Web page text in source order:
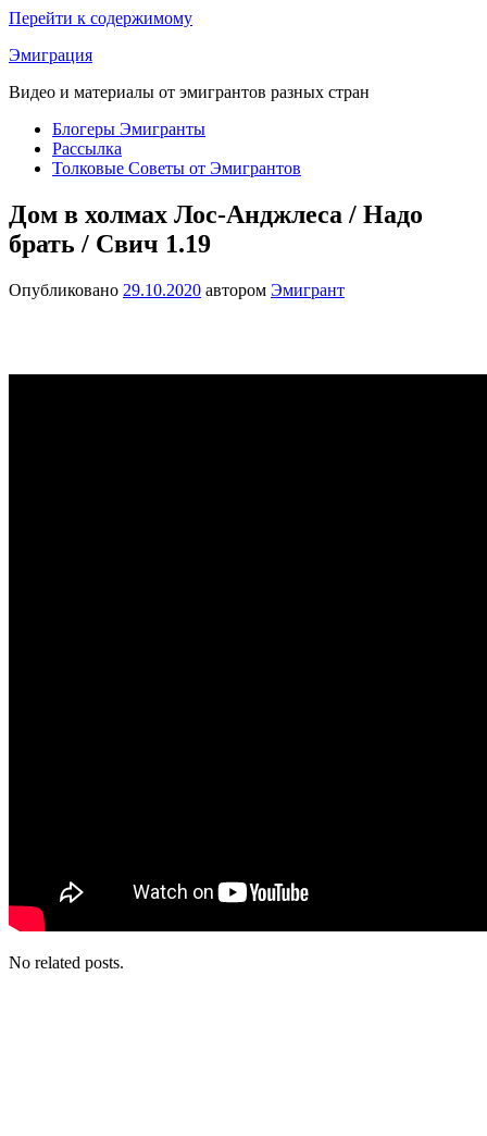
Перейти к содержимому
Эмиграция
Видео и материалы от эмигрантов разных стран
Блогеры Эмигранты
Рассылка
Толковые Советы от Эмигрантов
Дом в холмах Лос-Анджлеса / Надо
брать / Свич 1.19
Опубликовано 29.10.2020 автором Эмигрант
No related posts.